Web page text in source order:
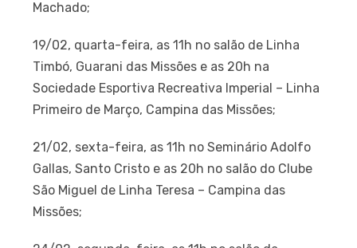
Machado;
19/02, quarta-feira, as 11h no salão de Linha
Timbó, Guarani das Missões e as 20h na
Sociedade Esportiva Recreativa Imperial – Linha
Primeiro de Março, Campina das Missões;
21/02, sexta-feira, as 11h no Seminário Adolfo
Gallas, Santo Cristo e as 20h no salão do Clube
São Miguel de Linha Teresa – Campina das
Missões;